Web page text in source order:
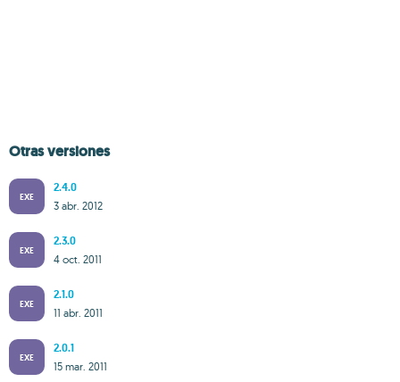
Otras versiones
EXE
2.4.0
3 abr. 2012
EXE
2.3.0
4 oct. 2011
EXE
2.1.0
11 abr. 2011
EXE
2.0.1
15 mar. 2011